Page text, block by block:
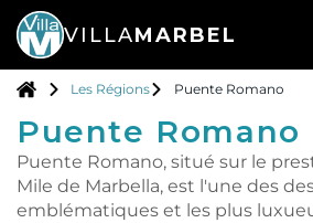
VILLAMARBEL
Les Régions Puente Romano
Puente Romano
Puente Romano, situé sur le
Mile de Marbella, est l'une des
emblématiques et les plus